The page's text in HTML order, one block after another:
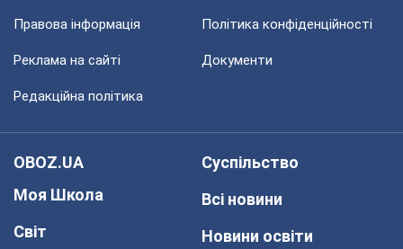
Правова інформація Політика конфіденційності
Реклама на сайті Документи
Редакційна політика
OBOZ.UA
Моя Школа
Світ
Суспільство
Всі новини
Новини освіти